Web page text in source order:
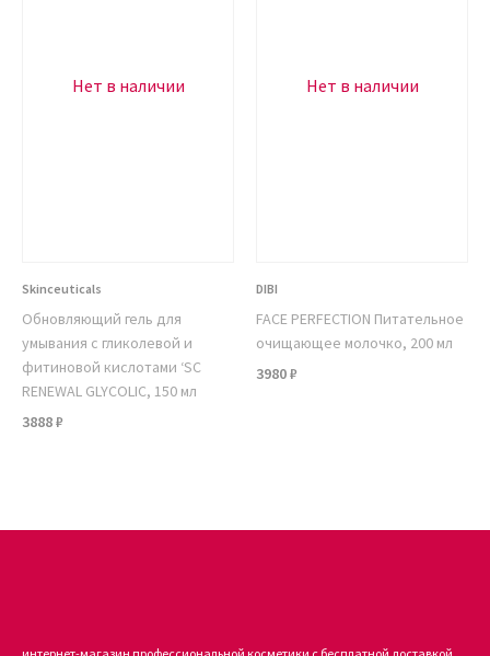
Нет в наличии
Skinceuticals
Обновляющий гель для
умывания с гликолевой и
фитиновой кислотами ‘SC
RENEWAL GLYCOLIC, 150 мл
3888 ₽
Нет в наличии
DIBI
FACE PERFECTION Питательное
очищающее молочко, 200 мл
3980 ₽